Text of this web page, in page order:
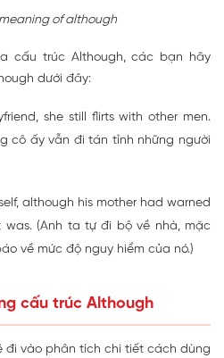
of although
cấu trúc Although, các bạn hãy
dưới đây:
she still flirts with other men.
cô ấy vẫn đi tán tỉnh những người
although his mother had warned
was. (Anh ta tự đi bộ về nhà, mặc
về mức độ nguy hiểm của nó.)
cấu trúc Although
đi vào phân tích chi tiết cách dùng